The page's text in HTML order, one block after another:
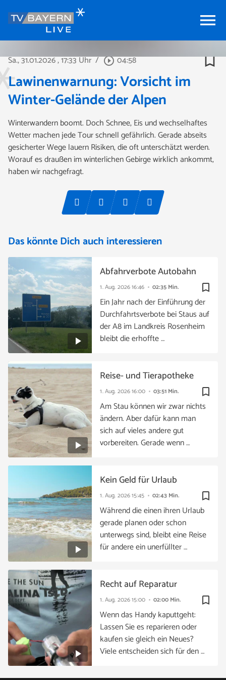
menu
Sa., 31.01.2026, 17:33 Uhr / play_circle_outline04:58 bookmark_border
Lawinenwarnung: Vorsicht im
Winter-Gelände der Alpen
Winterwandern boomt. Doch Schnee, Eis und wechselhaftes
Wetter machen jede Tour schnell gefährlich. Gerade abseits
gesicherter Wege lauern Risiken, die oft unterschätzt werden.
Worauf es draußen im winterlichen Gebirge wirklich ankommt,
haben wir nachgefragt.
Das könnte Dich auch interessieren
bookmark_border
1. Aug. 202616:46 02:35 Min.
Abfahrverbote Autobahn
Ein Jahr nach der Einführung der
Durchfahrtsverbote bei Staus auf
der A8 im Landkreis Rosenheim
bleibt die erhoffte …
bookmark_border
1. Aug. 202616:00 03:51 Min.
Reise- und Tierapotheke
Am Stau können wir zwar nichts
ändern. Aber dafür kann man
sich auf vieles andere gut
vorbereiten. Gerade wenn …
bookmark_border
1. Aug. 202615:45 02:43 Min.
Kein Geld für Urlaub
Während die einen ihren Urlaub
gerade planen oder schon
unterwegs sind, bleibt eine Reise
für andere ein unerfüllter …
bookmark_border
1. Aug. 202615:00 02:00 Min.
Recht auf Reparatur
Wenn das Handy kaputtgeht:
Lassen Sie es reparieren oder
kaufen sie gleich ein Neues?
Viele entscheiden sich für den …